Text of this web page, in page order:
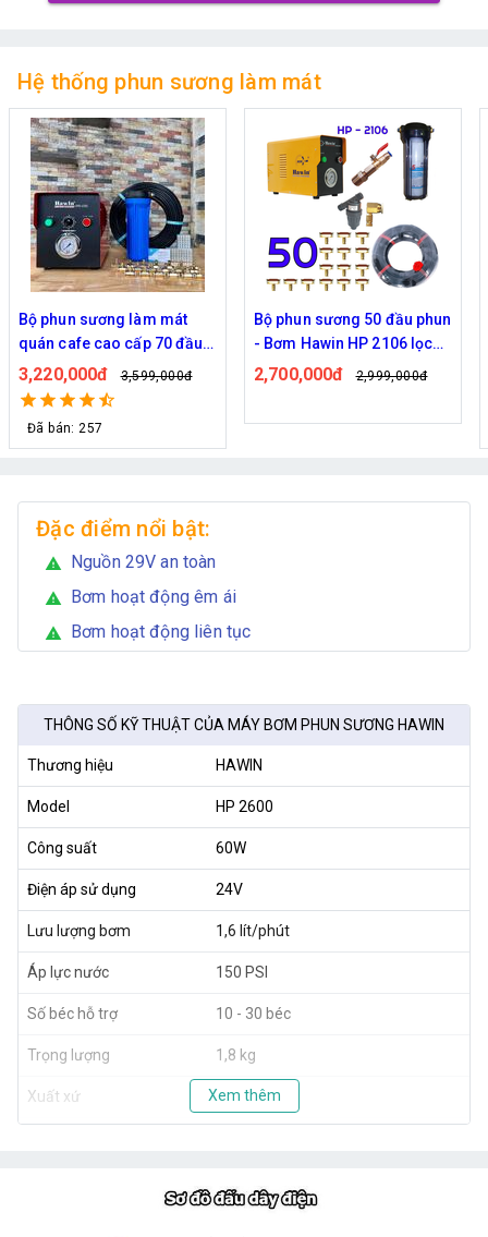
Hệ thống phun sương làm mát
Bộ phun sương làm mát
quán cafe cao cấp 70 đầu
phun
3,220,000đ 3,599,000đ
Đã bán: 257
Bộ phun sương 50 đầu phun
- Bơm Hawin HP 2106 lọc
rác 50M dây
2,700,000đ 2,999,000đ
Đặc điểm nổi bật:
warning Nguồn 29V an toàn
warning Bơm hoạt động êm ái
warning Bơm hoạt động liên tục
THÔNG SỐ KỸ THUẬT CỦA MÁY BƠM PHUN SƯƠNG HAWIN
Thương hiệu HAWIN
Model HP 2600
Công suất 60W
Điện áp sử dụng 24V
Lưu lượng bơm 1,6 lít/phút
Áp lực nước 150 PSI
Số béc hỗ trợ 10 - 30 béc
Trọng lượng 1,8 kg
Xuất xứ Taiwan
Xem thêm